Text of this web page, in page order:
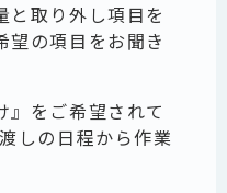
と取り外し項目を
望の項目をお聞き
』をご希望されて
しの日程から作業